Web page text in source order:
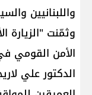
واللبنانيين
وثمّنت "الزيارة
الأمن القومي
الدكتور علي